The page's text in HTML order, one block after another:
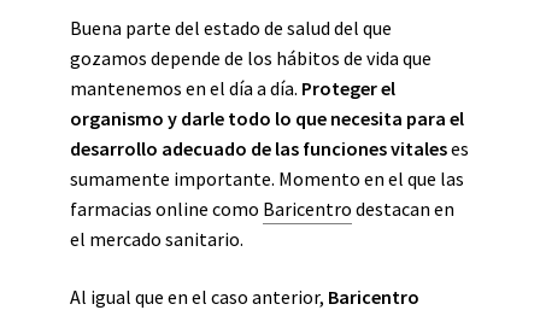
Buena parte del estado de salud del que
gozamos depende de los hábitos de vida que
mantenemos en el día a día. Proteger el
organismo y darle todo lo que necesita para el
desarrollo adecuado de las funciones vitaleses
sumamente importante. Momento en el que las
farmacias online como Baricentro destacan en
el mercado sanitario.
Al igual que en el caso anterior, Baricentro